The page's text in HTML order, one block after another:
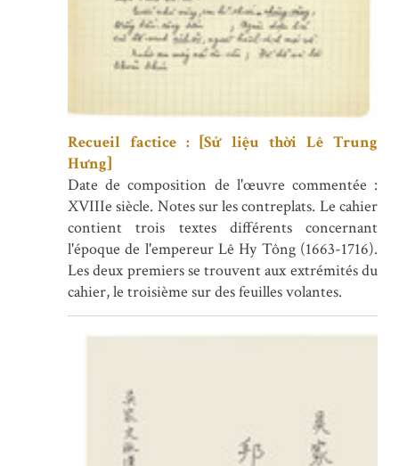
Recueil factice : [Sử liệu thời Lê Trung
Hưng]
Date de composition de l'œuvre commentée :
XVIIIe siècle. Notes sur les contreplats. Le cahier
contient trois textes différents concernant
l'époque de l'empereur Lê Hy Tông (1663-1716).
Les deux premiers se trouvent aux extrémités du
cahier, le troisième sur des feuilles volantes.